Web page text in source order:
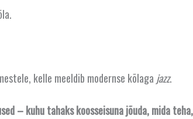
kelle meeldib modernse kõlaga jazz.
– kuhu tahaks koosseisuna jõuda, mida